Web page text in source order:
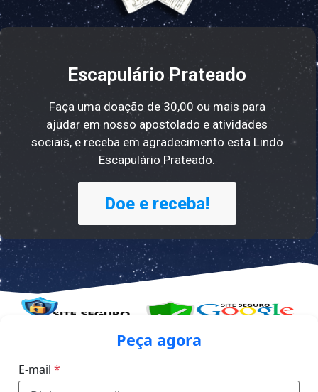
Escapulário Prateado
Faça uma doação de 30,00 ou mais para
ajudar em nosso apostolado e atividades
sociais, e receba em agradecimento esta Lindo
Escapulário Prateado.
Características
Gravado a Laser/Aço Inoxidavel. Possui 41cm
de altura.
Doe e receba!
Peça agora
E-mail *